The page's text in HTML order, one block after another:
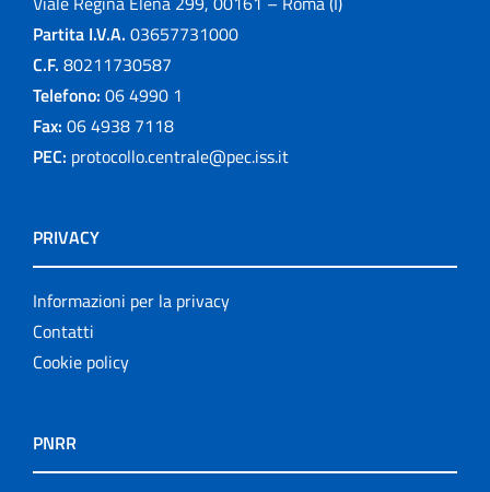
Partita I.V.A. 03657731000
C.F. 80211730587
Telefono: 06 4990 1
Fax: 06 4938 7118
PEC: protocollo.centrale@pec.iss.it
PRIVACY
Informazioni per la privacy
Contatti
Cookie policy
PNRR